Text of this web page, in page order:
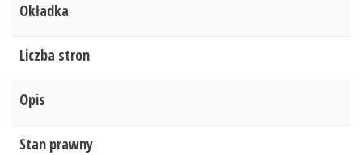
Okładka
Liczba stron
Opis
Stan prawny